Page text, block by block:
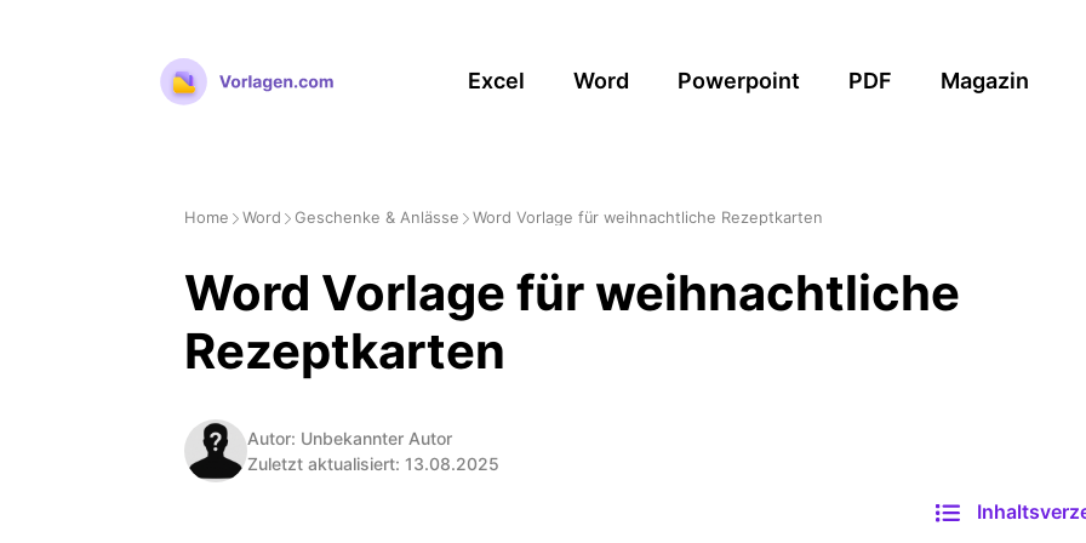
Excel Word Powerpoint PDF Magazin
Home Word Geschenke & Anlässe Word Vorlage für weihnachtliche Rezeptkarten
Word Vorlage für weihnachtliche
Rezeptkarten
Autor: Unbekannter Autor
Zuletzt aktualisiert: 13.08.2025